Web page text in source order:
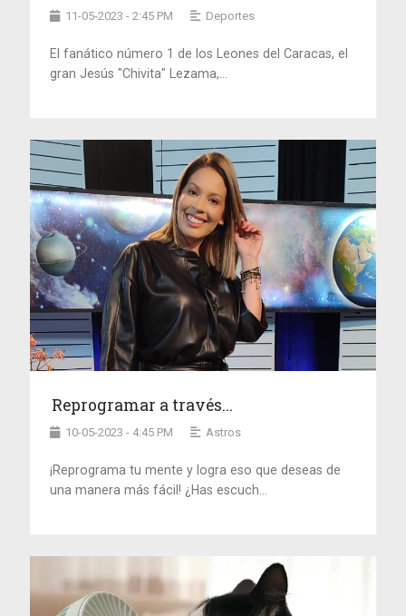
11-05-2023 - 2:45 PM Deportes
El fanático número 1 de los Leones del Caracas, el
gran Jesús "Chivita" Lezama,...
Reprogramar a través...
10-05-2023 - 4:45 PM Astros
¡Reprograma tu mente y logra eso que deseas de
una manera más fácil! ¿Has escuch...